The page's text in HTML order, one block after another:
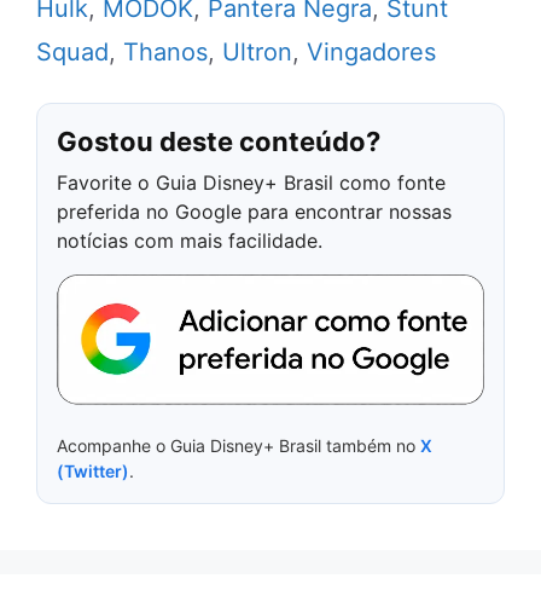
Hulk, MODOK, Pantera Negra, Stunt
Squad, Thanos, Ultron, Vingadores
Gostou deste conteúdo?
Favorite o Guia Disney+ Brasil como fonte
preferida no Google para encontrar nossas
notícias com mais facilidade.
Acompanhe o Guia Disney+ Brasil também no X
(Twitter).